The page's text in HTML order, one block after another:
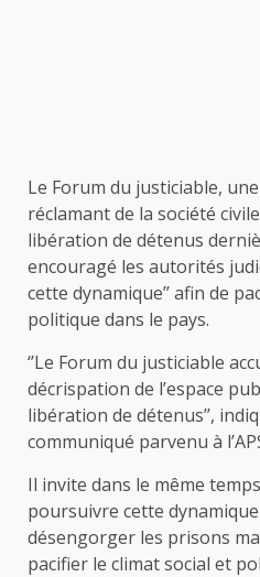
Le Forum du justiciable,
réclamant de la société
libération de détenus
encouragé les autorités
cette dynamique’’ afin de
politique dans le pays.
‘’Le Forum du justiciable
décrispation de l’espace
libération de détenus’’,
communiqué parvenu à
Il invite dans le même
poursuivre cette
désengorger les prisons
pacifier le climat social et